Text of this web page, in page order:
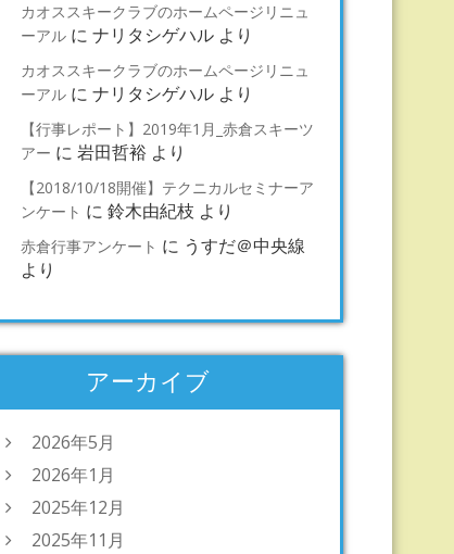
カオススキークラブのホームページリニュ
ーアル に ナリタシゲハル より
カオススキークラブのホームページリニュ
ーアル に ナリタシゲハル より
【行事レポート】2019年1月_赤倉スキーツ
アー に 岩田哲裕 より
【2018/10/18開催】テクニカルセミナーア
ンケート に 鈴木由紀枝 より
赤倉行事アンケート に うすだ＠中央線
より
アーカイブ
2026年5月
2026年1月
2025年12月
2025年11月